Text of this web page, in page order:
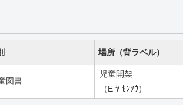
場所（背ラベル）
図書
児童開架
（E ﾔ ｾﾝｿｳ）